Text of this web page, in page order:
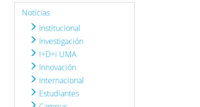
Noticias
Institucional
Investigación
I+D+i UMA
Innovación
Internacional
Estudiantes